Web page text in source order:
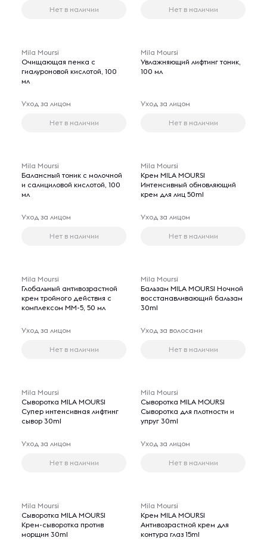
Нет в наличии Нет в наличии
Mila Moursi
Очищающая пенка c
гиалуроновой кислотой, 100
мл
Уход за лицом
Нет в наличии
Mila Moursi
Увлажняющий лифтинг тоник,
100 мл
Уход за лицом
Нет в наличии
Mila Moursi
Балансный тоник с молочной
и салициловой кислотой, 100
мл
Уход за лицом
Нет в наличии
Mila Moursi
Крем MILA MOURSI
Интенсивный обновляющий
крем для лиц 50ml
Уход за лицом
Нет в наличии
Mila Moursi
Глобальный антивозрастной
крем тройного действия с
комплексом ММ-5, 50 мл
Уход за лицом
Нет в наличии
Mila Moursi
Бальзам MILA MOURSI Ночной
восстанавливающий бальзам
30ml
Уход за волосами
Нет в наличии
Mila Moursi
Сыворотка MILA MOURSI
Супер интенсивная лифтинг
сывор 30ml
Уход за лицом
Нет в наличии
Mila Moursi
Сыворотка MILA MOURSI
Сыворотка для плотности и
упруг 30ml
Уход за лицом
Нет в наличии
Mila Moursi
Сыворотка MILA MOURSI
Крем-сыворотка против
морщин 30ml
Mila Moursi
Крем MILA MOURSI
Антивозрастной крем для
контура глаз 15ml